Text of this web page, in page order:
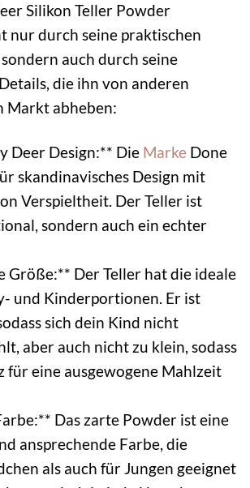
Silikon Teller Powder
nur durch seine praktischen
auch durch seine
die ihn von anderen
Markt abheben:
Deer Design:** Die Marke Done
skandinavisches Design mit
Verspieltheit. Der Teller ist
sondern auch ein echter
Größe:** Der Teller hat die ideale
und Kinderportionen. Er ist
sich dein Kind nicht
aber auch nicht zu klein, sodass
für eine ausgewogene Mahlzeit
Das zarte Powder ist eine
ansprechende Farbe, die
als auch für Jungen geeignet